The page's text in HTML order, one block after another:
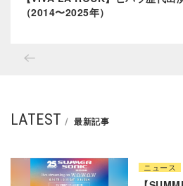
（2014〜2025年）
LATEST 最新記事
ニュース